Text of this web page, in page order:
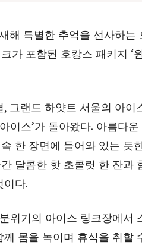
해 특별한 추억을 선사하는
가 포함된 호캉스 패키지 ‘
그랜드 하얏트 서울의 아이
이스’가 돌아왔다. 아름다
한 장면에 들어와 있는 듯
달콤한 핫 초콜릿 한 잔과
이다.
위기의 아이스 링크장에서
몸을 녹이며 휴식을 취할